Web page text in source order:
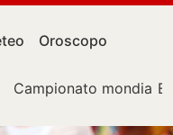
Oroscopo
Campionato mondiale